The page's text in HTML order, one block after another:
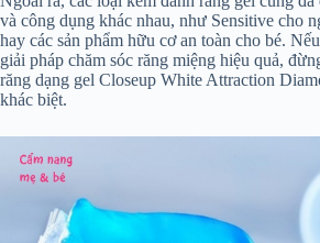
và công dụng khác nhau, như Sensitive cho
hay các sản phẩm hữu cơ an toàn cho bé.
giải pháp chăm sóc răng miệng hiệu quả,
răng dạng gel Closeup White Attraction
khác biệt.